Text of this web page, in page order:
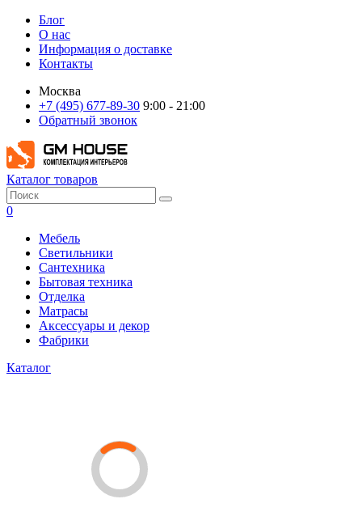
Блог
О нас
Информация о доставке
Контакты
Москва
+7 (495) 677-89-30 9:00 - 21:00
Обратный звонок
Каталог товаров
0
Мебель
Светильники
Сантехника
Бытовая техника
Отделка
Матрасы
Аксессуары и декор
Фабрики
Каталог